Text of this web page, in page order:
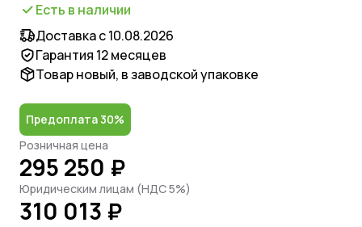
Есть в наличии
Доставка с 10.08.2026
Гарантия 12 месяцев
Товар новый, в заводской упаковке
Предоплата 30%
Розничная цена
295 250 ₽
Юридическим лицам (НДС 5%)
310 013 ₽